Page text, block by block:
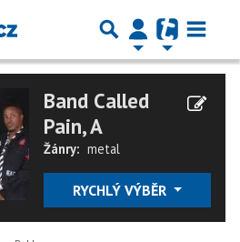
Band Called
Pain, A
Žánry: metal
RYCHLÝ VÝBĚR